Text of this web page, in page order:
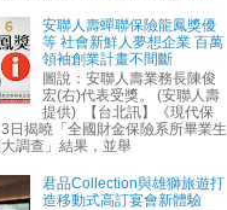
安聯人壽蟬聯保險龍鳳獎優
等 社會新鮮人夢想企業 百萬
領袖創業計畫不間斷
圖說：安聯人壽業務長陳俊
宏(右)代表受獎。 (安聯人壽
提供) 【台北訊】《現代保
日揭曉「全國財金保險系所畢業生
調查」結果，並舉
君品Collection與雄獅旅遊打
造移動式高訂宴會新體驗